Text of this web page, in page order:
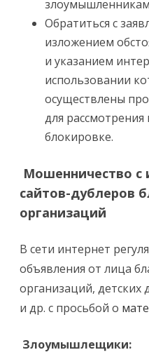
Обратиться с
изложением
и указанием
использовании
осуществлены
для рассмотрения
блокировке.
Мошенничество с
сайтов-дублеров
организаций
В сети интернет
объявления от лица
организаций,
и др. с просьбой о
Злоумышлещики: